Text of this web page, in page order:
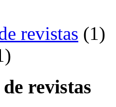
revistas (1)
revistas